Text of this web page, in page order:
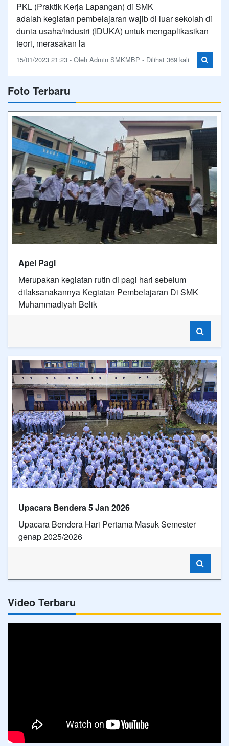
PKL (Praktik Kerja Lapangan) di SMK
adalah kegiatan pembelajaran wajib di luar sekolah di
dunia usaha/industri (IDUKA) untuk mengaplikasikan
teori, merasakan la
15/01/2023 21:23 - Oleh Admin SMKMBP - Dilihat 369 kali
Foto Terbaru
Apel Pagi
Merupakan kegiatan rutin di pagi hari sebelum
dilaksanakannya Kegiatan Pembelajaran Di SMK
Muhammadiyah Belik
Upacara Bendera 5 Jan 2026
Upacara Bendera Hari Pertama Masuk Semester
genap 2025/2026
Video Terbaru